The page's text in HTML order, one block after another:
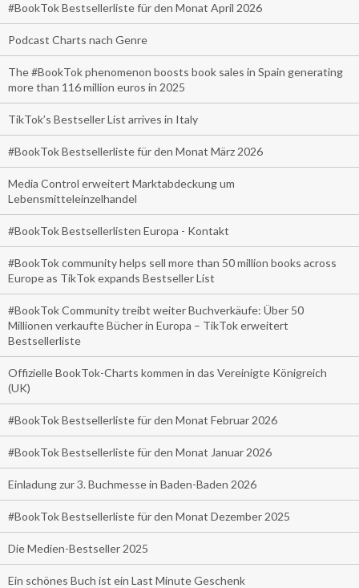
#BookTok Bestsellerliste für den Monat April 2026
Podcast Charts nach Genre
The #BookTok phenomenon boosts book sales in Spain generating
more than 116 million euros in 2025
TikTok’s Bestseller List arrives in Italy
#BookTok Bestsellerliste für den Monat März 2026
Media Control erweitert Marktabdeckung um
Lebensmitteleinzelhandel
#BookTok Bestsellerlisten Europa - Kontakt
#BookTok community helps sell more than 50 million books across
Europe as TikTok expands Bestseller List
#BookTok Community treibt weiter Buchverkäufe: Über 50
Millionen verkaufte Bücher in Europa – TikTok erweitert
Bestsellerliste
Offizielle BookTok-Charts kommen in das Vereinigte Königreich
(UK)
#BookTok Bestsellerliste für den Monat Februar 2026
#BookTok Bestsellerliste für den Monat Januar 2026
Einladung zur 3. Buchmesse in Baden-Baden 2026
#BookTok Bestsellerliste für den Monat Dezember 2025
Die Medien-Bestseller 2025
Ein schönes Buch ist ein Last Minute Geschenk